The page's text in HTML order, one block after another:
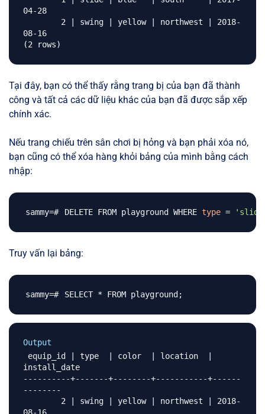
04-28
08-16
Tại đây, bạn có thể thấy rằng trang bị của bạn đã thành
công và tất cả các dữ liệu khác của bạn đã được sắp xếp
chính xác.
Nếu trang chiếu trên sân chơi bị hỏng và bạn phải xóa nó,
bạn cũng có thể xóa hàng khỏi bảng của mình bằng cách
nhập:
DELETE FROM playground WHERE type =
Truy vấn lại bảng:
SELECT * FROM playground ;
Output
install_date
----------+-------+--------+-----------+------
--------
08-16